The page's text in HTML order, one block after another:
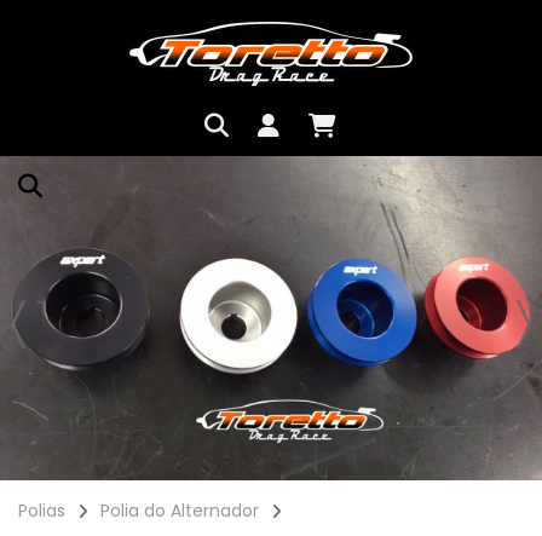
Polias Polia do Alternador